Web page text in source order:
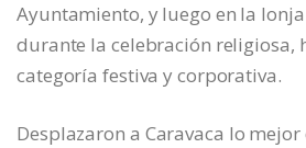
Ayuntamiento, y luego en la
durante la celebración religiosa,
categoría festiva y corporativa.
Desplazaron a Caravaca lo